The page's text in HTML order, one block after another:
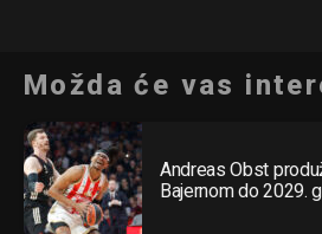
Možda će vas
Andreas Obst
Bajernom do 2029.